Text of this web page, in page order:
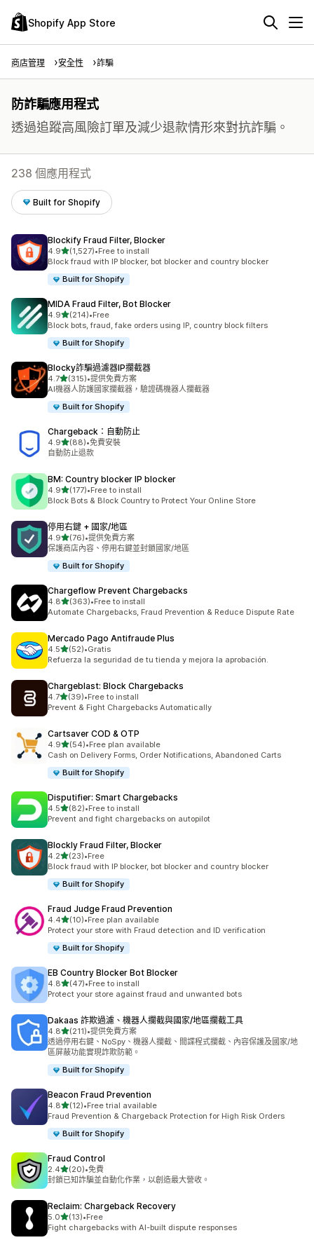
Shopify App Store
商店管理 安全性 詐騙
防詐騙應用程式
透過追蹤高風險訂單及減少退款情形來對抗詐騙。
238 個應用程式
Built for Shopify
Blockify Fraud Filter, Blocker
4.9滿分 5 顆星
(1,527)
共有 1527 則評價
•Free to install
Block fraud with IP blocker, bot blocker and country blocker
Built for Shopify
MIDA Fraud Filter, Bot Blocker
4.9滿分 5 顆星
(214)
共有 214 則評價
•Free
Block bots, fraud, fake orders using IP, country block filters
Built for Shopify
Blocky詐騙過濾器IP攔截器
4.7滿分 5 顆星
(315)
共有 315 則評價
•提供免費方案
AI機器人防護國家攔截器，驗證碼機器人攔截器
Built for Shopify
Chargeback：自動防止
4.9滿分 5 顆星
(88)
共有 88 則評價
•免費安裝
自動防止退款
BM: Country blocker IP blocker
4.9滿分 5 顆星
(177)
共有 177 則評價
•Free to install
Block Bots & Block Country to Protect Your Online Store
停用右鍵 + 國家/地區
4.9滿分 5 顆星
(76)
共有 76 則評價
•提供免費方案
保護商店內容、停用右鍵並封鎖國家/地區
Built for Shopify
Chargeflow Prevent Chargebacks
4.8滿分 5 顆星
(363)
共有 363 則評價
•Free to install
Automate Chargebacks, Fraud Prevention & Reduce Dispute Rate
Mercado Pago Antifraude Plus
4.5滿分 5 顆星
(52)
共有 52 則評價
•Gratis
Refuerza la seguridad de tu tienda y mejora la aprobación.
Chargeblast: Block Chargebacks
4.7滿分 5 顆星
(39)
共有 39 則評價
•Free to install
Prevent & Fight Chargebacks Automatically
Cartsaver COD & OTP
4.9滿分 5 顆星
(54)
共有 54 則評價
•Free plan available
Cash on Delivery Forms, Order Notifications, Abandoned Carts
Built for Shopify
Disputifier: Smart Chargebacks
4.5滿分 5 顆星
(82)
共有 82 則評價
•Free to install
Prevent and fight chargebacks on autopilot
Blockly Fraud Filter, Blocker
4.2滿分 5 顆星
(23)
共有 23 則評價
•Free
Block fraud with IP blocker, bot blocker and country blocker
Built for Shopify
Fraud Judge Fraud Prevention
4.4滿分 5 顆星
(10)
共有 10 則評價
•Free plan available
Protect your store with Fraud detection and ID verification
Built for Shopify
EB Country Blocker Bot Blocker
4.8滿分 5 顆星
(47)
共有 47 則評價
•Free to install
Protect your store against fraud and unwanted bots
Dakaas 詐欺過濾、機器人攔截與國家/地區攔截工具
4.8滿分 5 顆星
(211)
共有 211 則評價
•提供免費方案
透過停用右鍵、NoSpy、機器人攔截、間諜程式攔截、內容保護及國家/地
區屏蔽功能實現詐欺防範。
Built for Shopify
Beacon Fraud Prevention
4.8滿分 5 顆星
(12)
共有 12 則評價
•Free trial available
Fraud Prevention & Chargeback Protection for High Risk Orders
Built for Shopify
Fraud Control
2.4滿分 5 顆星
(20)
共有 20 則評價
•免費
封鎖已知詐騙並自動化作業，以創造最大營收。
Reclaim: Chargeback Recovery
5.0滿分 5 顆星
(13)
共有 13 則評價
•Free
Fight chargebacks with AI-built dispute responses